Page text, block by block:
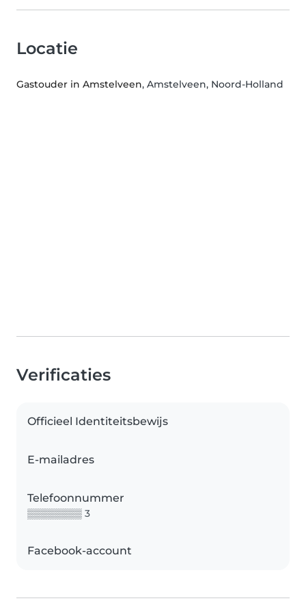
Locatie
Gastouder in Amstelveen, Amstelveen, Noord-Holland
Verificaties
Officieel Identiteitsbewijs
E-mailadres
Telefoonnummer
▒▒▒▒▒▒▒▒ 3
Facebook-account